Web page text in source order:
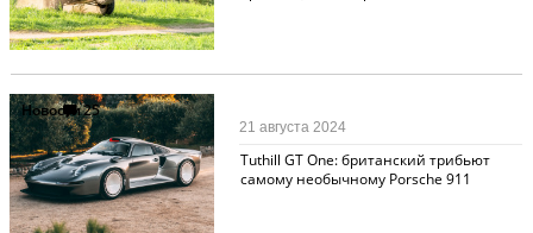
Новости25
Tuthill GT One: британский трибьют
самому необычному Porsche 911
21 августа 2024